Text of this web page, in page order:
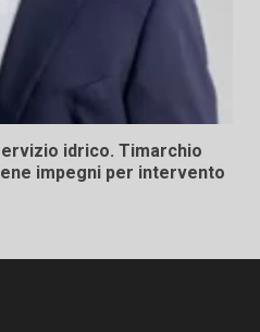
idrico. Timarchio
impegni per intervento